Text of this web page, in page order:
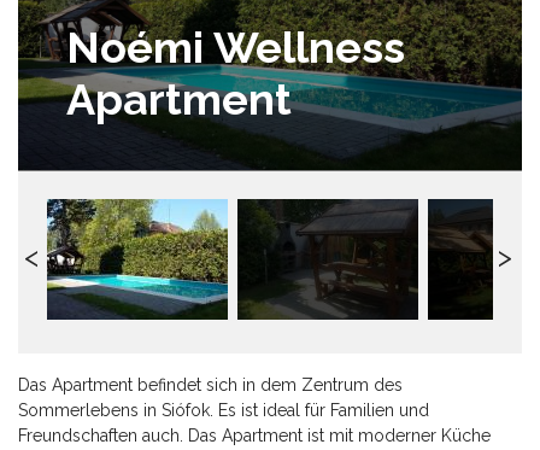
Noémi Wellness
Apartment
Das Apartment befindet sich in dem Zentrum des
Sommerlebens in Siófok. Es ist ideal für Familien und
Freundschaften auch. Das Apartment ist mit moderner Küche